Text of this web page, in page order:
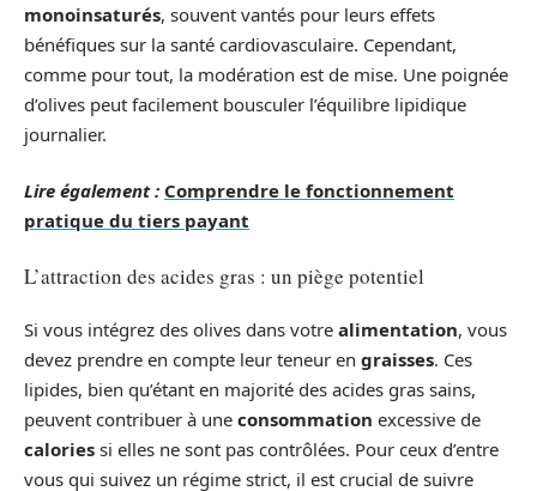
monoinsaturés, souvent vantés pour leurs effets
bénéfiques sur la santé cardiovasculaire. Cependant,
comme pour tout, la modération est de mise. Une poignée
d’olives peut facilement bousculer l’équilibre lipidique
journalier.
Lire également : Comprendre le fonctionnement
pratique du tiers payant
L’attraction des acides gras : un piège potentiel
Si vous intégrez des olives dans votre alimentation, vous
devez prendre en compte leur teneur en graisses. Ces
lipides, bien qu’étant en majorité des acides gras sains,
peuvent contribuer à une consommation excessive de
calories si elles ne sont pas contrôlées. Pour ceux d’entre
vous qui suivez un régime strict, il est crucial de suivre